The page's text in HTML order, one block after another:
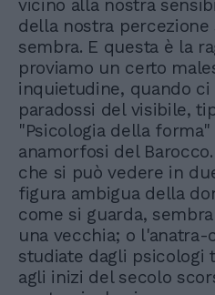
vicino alla nostra
della nostra percezione
sembra. E questa è la
proviamo un certo
inquietudine, quando
paradossi del visibile,
"Psicologia della
anamorfosi del
che si può vedere in
figura ambigua della
come si guarda,
una vecchia; o
studiate dagli psicologi
agli inizi del secolo